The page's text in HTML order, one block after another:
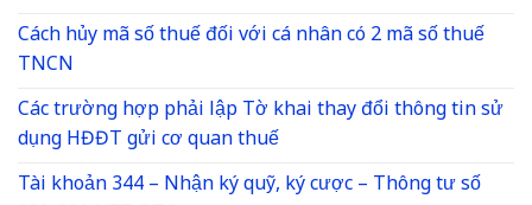
Cách hủy mã số thuế đối với cá nhân có 2 mã số thuế
TNCN
Các trường hợp phải lập Tờ khai thay đổi thông tin sử
dụng HĐĐT gửi cơ quan thuế
Tài khoản 344 – Nhận ký quỹ, ký cược – Thông tư số